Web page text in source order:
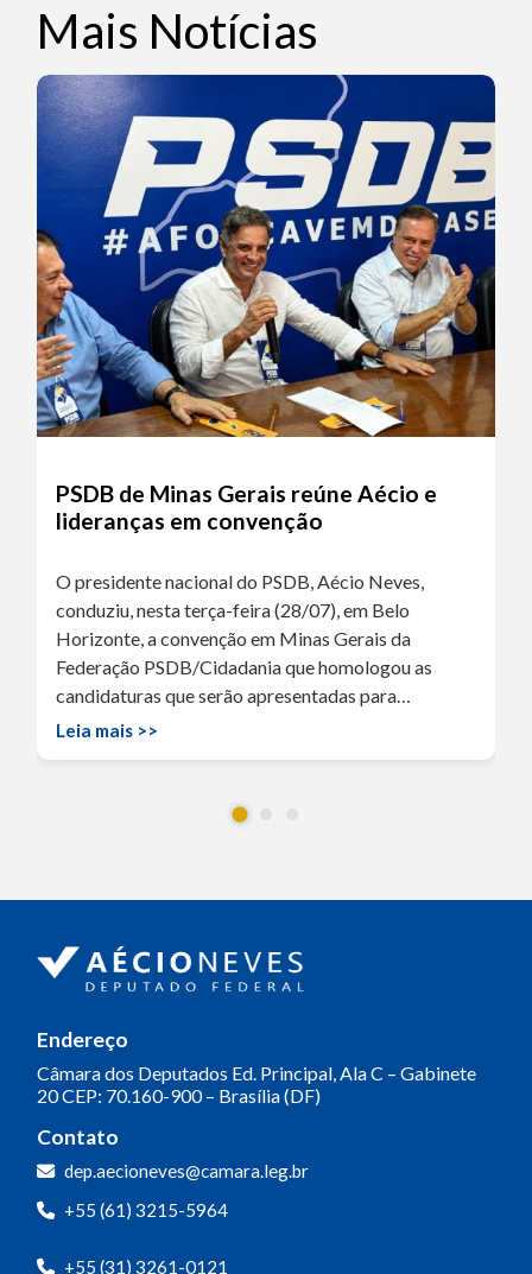
Mais Notícias
PSDB de Minas Gerais reúne Aécio e
lideranças em convenção
O presidente nacional do PSDB, Aécio Neves,
conduziu, nesta terça-feira (28/07), em Belo
Horizonte, a convenção em Minas Gerais da
Federação PSDB/Cidadania que homologou as
candidaturas que serão apresentadas para…
Leia mais >>
Endereço
Câmara dos Deputados Ed. Principal, Ala C – Gabinete
20CEP: 70.160-900 – Brasília (DF)
Contato
dep.aecioneves@camara.leg.br
+55 (61) 3215-5964
+55 (31) 3261-0121